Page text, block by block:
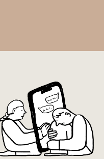
vida. Ela me
encontrou num
estado misto de
depressão e
agitação com
pensamentos